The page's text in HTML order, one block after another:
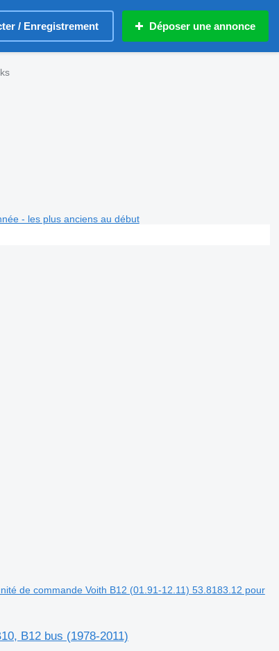
/ Enregistrement Déposer une annonce
- les plus anciens au début
de commande Voith B12 (01.91-12.11) 53.8183.12 pour
B12 bus (1978-2011)